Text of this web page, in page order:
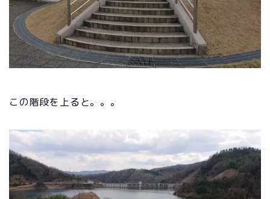
この階段を上ると。。。